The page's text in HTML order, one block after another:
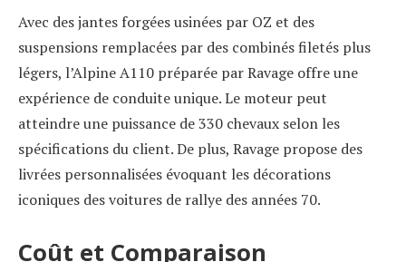
Avec des jantes forgées usinées par OZ et des
suspensions remplacées par des combinés filetés plus
légers, l’Alpine A110 préparée par Ravage offre une
expérience de conduite unique. Le moteur peut
atteindre une puissance de 330 chevaux selon les
spécifications du client. De plus, Ravage propose des
livrées personnalisées évoquant les décorations
iconiques des voitures de rallye des années 70.
Coût et Comparaison